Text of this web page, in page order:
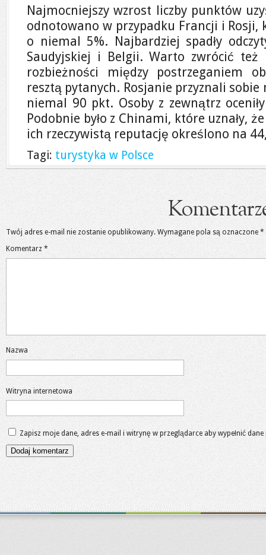
Najmocniejszy wzrost liczby punktów
odnotowano w przypadku Francji i Rosji,
o niemal 5%. Najbardziej spadły
Saudyjskiej i Belgii. Warto zwrócić też
rozbieżności między postrzeganiem
resztą pytanych. Rosjanie przyznali sobie
niemal 90 pkt. Osoby z zewnątrz
Podobnie było z Chinami, które uznały,
ich rzeczywistą reputację określono na
Tagi: turystyka w Polsce
Twój adres e-mail nie zostanie opublikowany. Wymagane pola są oznaczone *
Komentarz *
Nazwa
Witryna internetowa
Zapisz moje dane, adres e-mail i witrynę w przeglądarce aby wypełnić